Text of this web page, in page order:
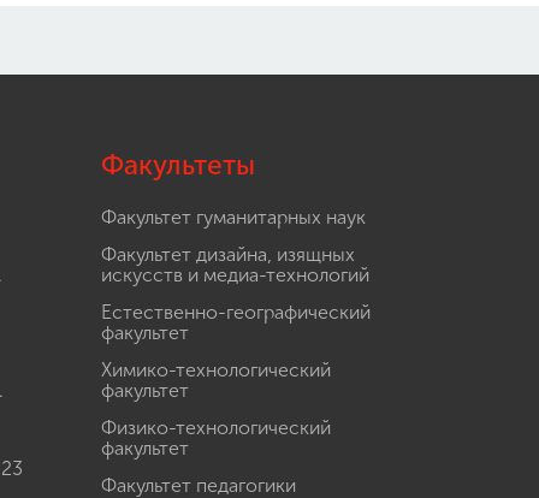
Факультеты
Факультет гуманитарных наук
Факультет дизайна, изящных
искусств и медиа-технологий
Естественно-географический
факультет
Химико-технологический
факультет
Физико-технологический
факультет
Факультет педагогики